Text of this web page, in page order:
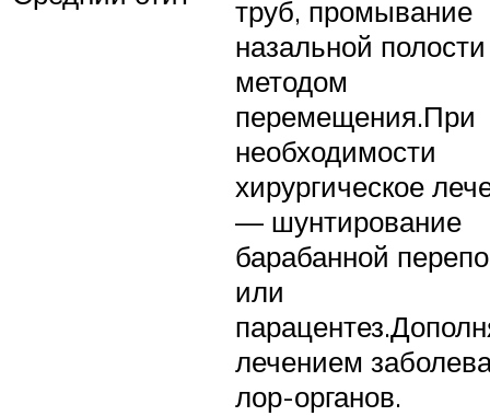
труб, промывание
назальной полости
методом
перемещения.При
необходимости
хирургическое
— шунтирование
барабанной
или
лечением
лор-органов.